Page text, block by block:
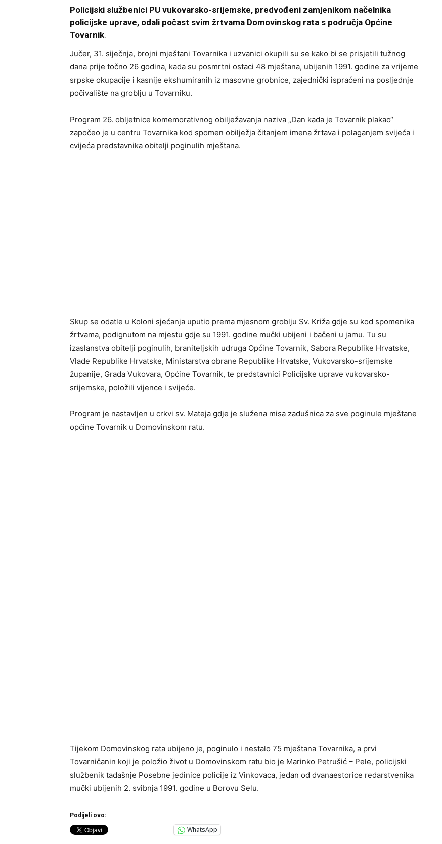
Policijski službenici PU vukovarsko-srijemske, predvođeni zamjenikom načelnika
policijske uprave, odali počast svim žrtvama Domovinskog rata s područja Općine
Tovarnik.
Jučer, 31. siječnja, brojni mještani Tovarnika i uzvanici okupili su se kako bi se prisjetili tužnog
dana prije točno 26 godina, kada su posmrtni ostaci 48 mještana, ubijenih 1991. godine za vrijeme
srpske okupacije i kasnije ekshumiranih iz masovne grobnice, zajednički ispraćeni na posljednje
počivalište na groblju u Tovarniku.
Program 26. obljetnice komemorativnog obilježavanja naziva „Dan kada je Tovarnik plakao“
započeo je u centru Tovarnika kod spomen obilježja čitanjem imena žrtava i polaganjem svijeća i
cvijeća predstavnika obitelji poginulih mještana.
Skup se odatle u Koloni sjećanja uputio prema mjesnom groblju Sv. Križa gdje su kod spomenika
žrtvama, podignutom na mjestu gdje su 1991. godine mučki ubijeni i bačeni u jamu. Tu su
izaslanstva obitelji poginulih, braniteljskih udruga Općine Tovarnik, Sabora Republike Hrvatske,
Vlade Republike Hrvatske, Ministarstva obrane Republike Hrvatske, Vukovarsko-srijemske
županije, Grada Vukovara, Općine Tovarnik, te predstavnici Policijske uprave vukovarsko-
srijemske, položili vijence i svijeće.
Program je nastavljen u crkvi sv. Mateja gdje je služena misa zadušnica za sve poginule mještane
općine Tovarnik u Domovinskom ratu.
Tijekom Domovinskog rata ubijeno je, poginulo i nestalo 75 mještana Tovarnika, a prvi
Tovarničanin koji je položio život u Domovinskom ratu bio je Marinko Petrušić – Pele, policijski
službenik tadašnje Posebne jedinice policije iz Vinkovaca, jedan od dvanaestorice redarstvenika
mučki ubijenih 2. svibnja 1991. godine u Borovu Selu.
Podijeli ovo:
WhatsApp